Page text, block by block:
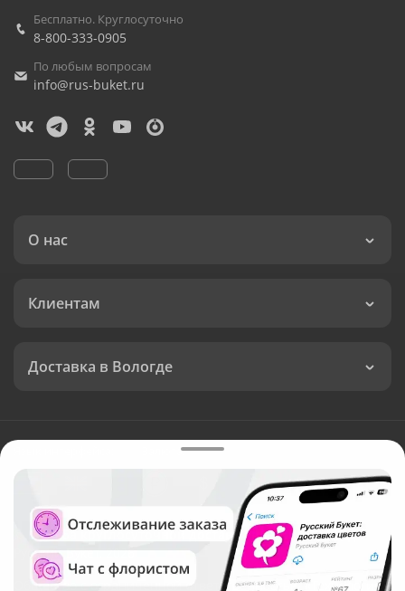
Бесплатно. Круглосуточно
8-800-333-0905
По любым вопросам
info@rus-buket.ru
О нас
Клиентам
Доставка в Вологде
Валюта:
Служба круглосуточной доставки цветов в Вологде
Русский Букет, 2026
Общество с ограниченной ответственностью «Технология»